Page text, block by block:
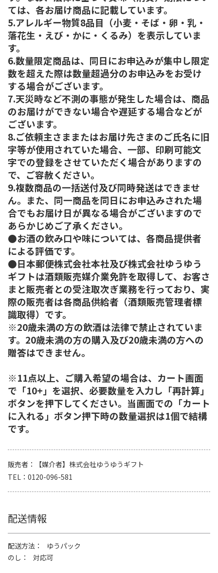
ては、各お届け商品に記載しています。
5.アレルギー物質8品目（小麦・そば・卵・乳・
落花生・えび・かに・くるみ）を表示していま
す。
6.数量限定商品は、同日にお申込みが集中し限定
数を超えた際は数量超過分のお申込みをお受け
する場合がございます。
7.天災時など不測の事態が発生した場合は、商品
のお届けができない場合や遅延する場合などが
ございます。
8.ご依頼主さままたはお届け先さまのご氏名に旧
字等が使用されていた場合、一部、印刷可能文
字での登録をさせていただく場合がありますの
で、ご容赦ください。
9.複数商品の一括送付及び同時発送はできませ
ん。また、同一商品を同日にお申込みされた場
合でもお届け日が異なる場合がございますので
あらかじめご了承ください。
●お酒の飲み口や味については、各商品提供者
による評価です。
●日本郵便株式会社本社及び株式会社ゆうゆう
ギフトは酒類販売媒介業免許を取得して、お客さ
まと販売者との受注取次ぎ業務を行っており、実
際の販売者は各商品供給者（酒類販売管理者標
識取得）です。
※20歳未満の方の飲酒は法律で禁止されていま
す。20歳未満の方の購入及び20歳未満の方への
贈答はできません。
※11点以上、ご購入希望の場合は、カート画面
で「10+」を選択、必要数量を入力し「再計算」
ボタンを押下してください。当画面での「カート
に入れる」ボタン押下時の数量選択は1個で結構
です。
販売者
【媒介者】株式会社ゆうゆうギフト
TEL
0120-096-581
配送情報
配送方法
ゆうパック
のし
対応可